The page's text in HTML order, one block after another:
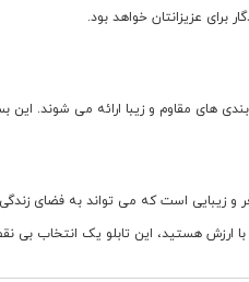
برای عزیزانتان خواهد بود.
های مقاوم و زیبا ارائه می شوند.
و زیبایی است که می تواند به فضای
با ارزش هستید، این تابلو یک انتخاب بی